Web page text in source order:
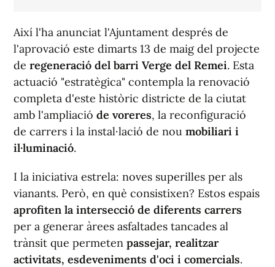
Així l'ha anunciat l'Ajuntament després de
l'aprovació este dimarts 13 de maig del projecte
de regeneració del barri Verge del Remei. Esta
actuació "estratègica" contempla la renovació
completa d'este històric districte de la ciutat
amb l'ampliació de voreres, la reconfiguració
de carrers i la instal·lació de nou mobiliari i
il·luminació.
I la iniciativa estrela: noves superilles per als
vianants. Però, en què consistixen? Estos espais
aprofiten la intersecció de diferents carrers
per a generar àrees asfaltades tancades al
trànsit que permeten passejar, realitzar
activitats, esdeveniments d'oci i comercials.